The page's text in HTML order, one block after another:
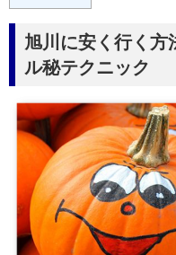
旭川に安く行く方
ル秘テクニック